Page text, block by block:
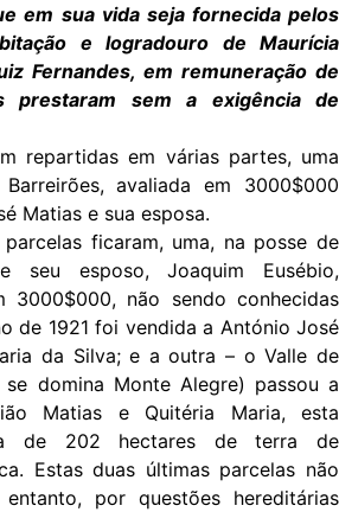
em sua vida seja fornecida pelos
e logradouro de Maurícia
Fernandes, em remuneração de
prestaram sem a exigência de
repartidas em várias partes, uma
avaliada em 3000$000
Matias e sua esposa.
ficaram, uma, na posse de
seu esposo, Joaquim Eusébio,
3000$000, não sendo conhecidas
de 1921 foi vendida a António José
da Silva; e a outra – o Valle de
se domina Monte Alegre) passou a
Matias e Quitéria Maria, esta
de 202 hectares de terra de
Estas duas últimas parcelas não
por questões hereditárias